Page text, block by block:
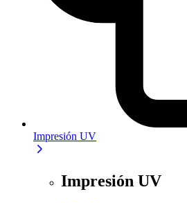
Impresión UV
Impresión UV